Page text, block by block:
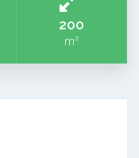
200
m²